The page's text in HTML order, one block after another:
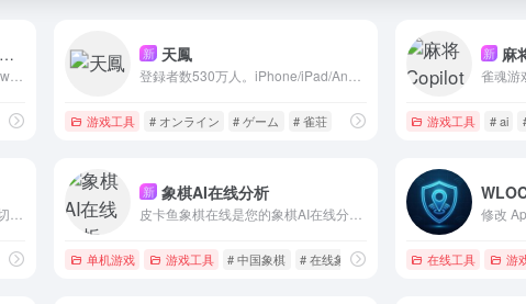
新 天鳳
游戏工具 # オンライン # ゲーム # 雀荘
新 麻
雀魂游
游戏工具 # ai
# 何切
新 象棋AI在线分析
单机游戏 游戏工具 # 中国象棋 # 在线象棋 # 小虫象棋在线工具 游